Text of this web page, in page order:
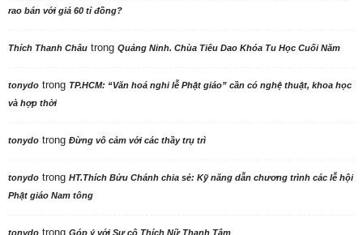
rao bán với giá 60 tỉ đồng?
Thích Thanh Châu trong Quảng Ninh. Chùa Tiêu Dao Khóa Tu Học Cuối Năm
tonydo trong TP.HCM: “Văn hoá nghi lễ Phật giáo” cần có nghệ thuật, khoa học
và hợp thời
tonydo trong Đừng vô cảm với các thầy trụ trì
tonydo trong HT.Thích Bửu Chánh chia sẻ: Kỹ năng dẫn chương trình các lễ hội
Phật giáo Nam tông
tonydo trong Góp ý với Sư cô Thích Nữ Thanh Tâm